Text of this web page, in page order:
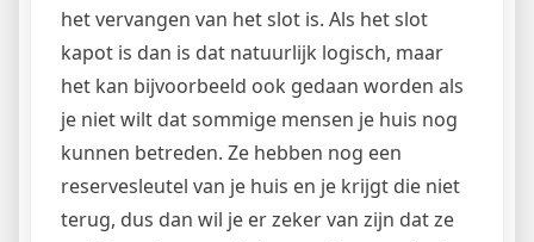
het vervangen van het slot is. Als het slot
kapot is dan is dat natuurlijk logisch, maar
het kan bijvoorbeeld ook gedaan worden als
je niet wilt dat sommige mensen je huis nog
kunnen betreden. Ze hebben nog een
reservesleutel van je huis en je krijgt die niet
terug, dus dan wil je er zeker van zijn dat ze